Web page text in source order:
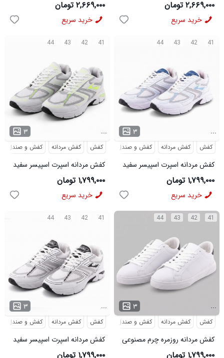
۲,۶۶۹,۰۰۰ تومان
خرید سریع
۲,۶۶۹,۰۰۰ تومان
خرید سریع
41
42
43
44
۳ ...
کفش کفش مردانه کفش و صندل
کفش مردانه اسپرت اسپیسر سفید
سبز Brooks مدل 50732
۱,۷۹۹,۰۰۰ تومان
خرید سریع
41
42
43
44
۳ ...
کفش کفش مردانه کفش و صندل
کفش مردانه اسپرت اسپیسر سفید
آبی Brooks مدل 50733
۱,۷۹۹,۰۰۰ تومان
خرید سریع
41
42
43
44
۳ ...
کفش کفش مردانه کفش و صندل
کفش مردانه اسپرت اسپیسر سفید
مشکی Brooks مدل 50734
۱,۷۹۹,۰۰۰ تومان
41
42
43
44
۳ ...
کفش کفش مردانه کفش و صندل
کفش مردانه روزمره چرم مصنوعی
سفید مشکی مدل 50735
۱,۷۹۹,۰۰۰ تومان